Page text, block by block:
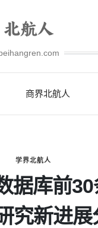
商界北航人
学界北航人
据库前
究新进展